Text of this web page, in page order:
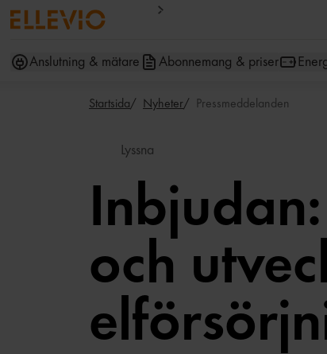
Anslutning & mätare Abonnemang & priser
Startsida Nyheter Pressmeddelanden
Lyssna
och